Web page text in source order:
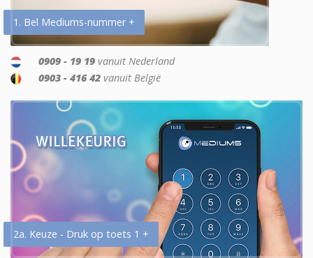
1. Bel Mediums-nummer +
0909 - 19 19 vanuit Nederland
0903 - 416 42 vanuit België
2a. Keuze - Druk op toets 1 +